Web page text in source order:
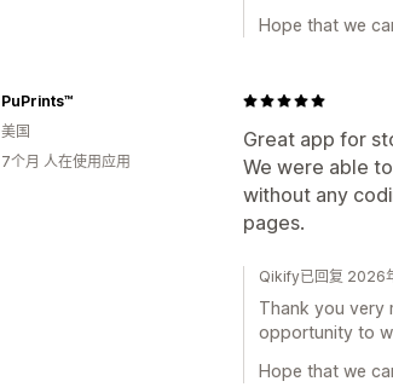
Hope that we
Great app for
We were able
without any
pages.
PuPrints™️
美国
7个月 人在使用应用
Qikify已回复 2026
Thank you very
opportunity to
Hope that we